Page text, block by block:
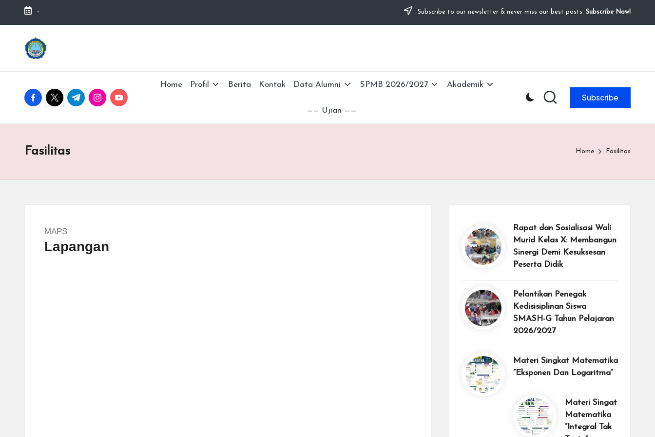
- Subscribe to our newsletter & never miss our best posts. Subscribe Now!
Home Profil Berita Kontak Data Alumni SPMB 2026/2027 Akademik
—— Ujian ——
Subscribe
Fasilitas Home Fasilitas
MAPS
Lapangan
Rapat dan Sosialisasi Wali
Murid Kelas X: Membangun
Sinergi Demi Kesuksesan
Peserta Didik
Pelantikan Penegak
Kedisisiplinan Siswa
SMASH-G Tahun Pelajaran
2026/2027
Materi Singkat Matematika
“Eksponen Dan Logaritma”
Materi Singat
Matematika
“Integral Tak